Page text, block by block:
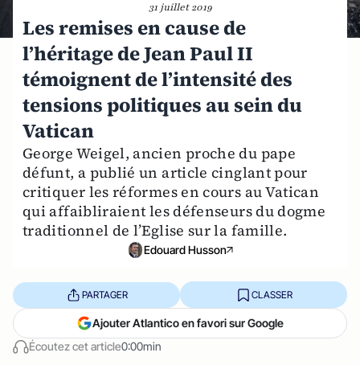
31 juillet 2019
Les remises en cause de
l’héritage de Jean Paul II
témoignent de l’intensité des
tensions politiques au sein du
Vatican
George Weigel, ancien proche du pape
défunt, a publié un article cinglant pour
critiquer les réformes en cours au Vatican
qui affaibliraient les défenseurs du dogme
traditionnel de l’Eglise sur la famille.
Edouard Husson
Écoutez cet article0:00min
PARTAGER CLASSER
Ajouter Atlantico en favori sur Google